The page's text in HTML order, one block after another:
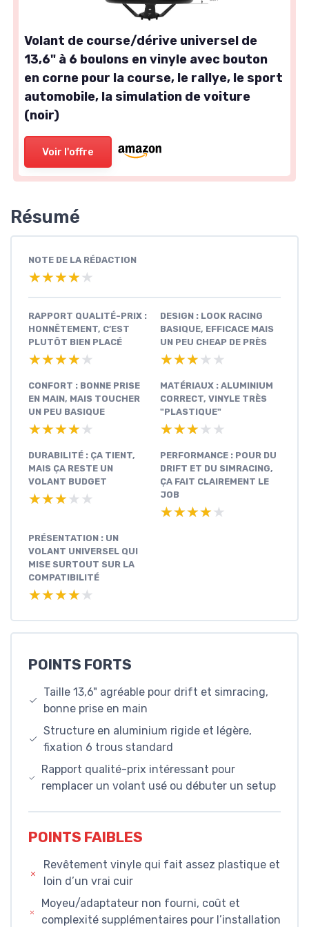
Volant de course/dérive universel de
13,6" à 6 boulons en vinyle avec bouton
en corne pour la course, le rallye, le sport
automobile, la simulation de voiture
(noir)
Voir l'offre
Résumé
NOTE DE LA RÉDACTION
★★★★★
★★★★★
RAPPORT QUALITÉ-PRIX :
HONNÊTEMENT, C’EST
PLUTÔT BIEN PLACÉ
★★★★★
★★★★★
DESIGN : LOOK RACING
BASIQUE, EFFICACE MAIS
UN PEU CHEAP DE PRÈS
★★★★★
★★★★★
CONFORT : BONNE PRISE
EN MAIN, MAIS TOUCHER
UN PEU BASIQUE
★★★★★
★★★★★
MATÉRIAUX : ALUMINIUM
CORRECT, VINYLE TRÈS
"PLASTIQUE"
★★★★★
★★★★★
DURABILITÉ : ÇA TIENT,
MAIS ÇA RESTE UN
VOLANT BUDGET
★★★★★
★★★★★
PERFORMANCE : POUR DU
DRIFT ET DU SIMRACING,
ÇA FAIT CLAIREMENT LE
JOB
★★★★★
★★★★★
PRÉSENTATION : UN
VOLANT UNIVERSEL QUI
MISE SURTOUT SUR LA
COMPATIBILITÉ
★★★★★
★★★★★
POINTS FORTS
Taille 13,6" agréable pour drift et simracing,
bonne prise en main
Structure en aluminium rigide et légère,
fixation 6 trous standard
Rapport qualité-prix intéressant pour
remplacer un volant usé ou débuter un setup
POINTS FAIBLES
Revêtement vinyle qui fait assez plastique et
loin d’un vrai cuir
Moyeu/adaptateur non fourni, coût et
complexité supplémentaires pour l’installation